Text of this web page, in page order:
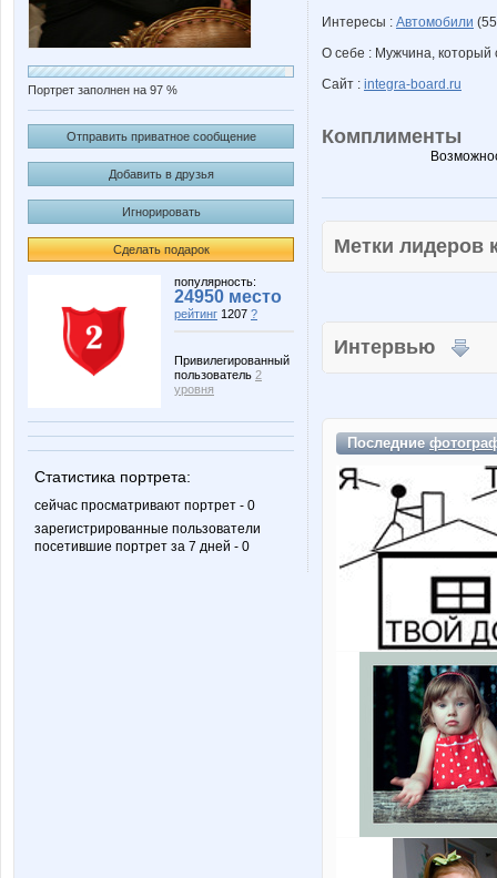
Портрет заполнен на 97 %
Отправить приватное сообщение
Добавить в друзья
Игнорировать
Сделать подарок
популярность:
24950 место
рейтинг 1207 ?
Привилегированный
пользователь 2
уровня
Статистика портрета:
сейчас просматривают портрет - 0
зарегистрированные пользователи
посетившие портрет за 7 дней - 0
Интересы : Автомобили
О себе : Мужчина, который
Сайт : integra-board.ru
Комплименты
Метки
Интервью
Последние